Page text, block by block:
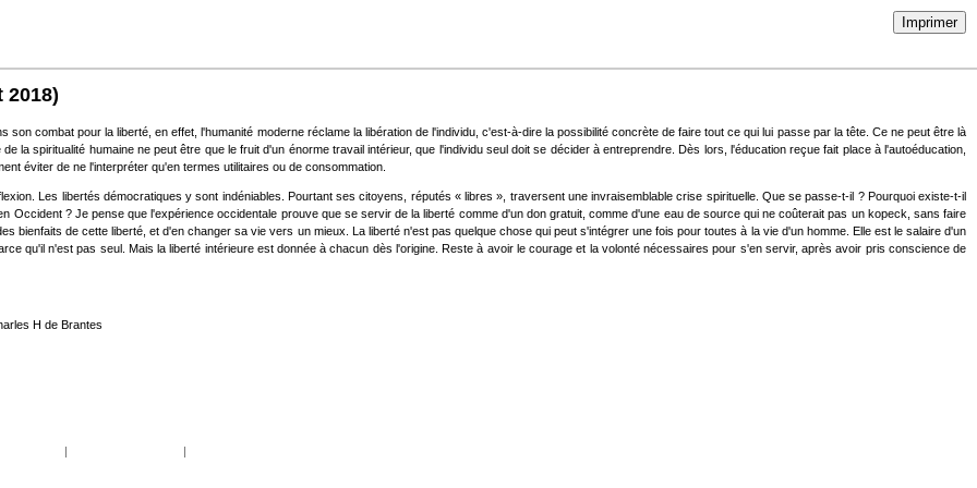
Imprimer
2018)
combat pour la liberté, en effet, l'humanité moderne réclame la libération de l'individu, c'est-à-dire la possibilité concrète de faire tout ce qui lui passe par la tête. Ce ne peut être là
la spiritualité humaine ne peut être que le fruit d'un énorme travail intérieur, que l'individu seul doit se décider à entreprendre. Dès lors, l'éducation reçue fait place à l'autoéducation,
éviter de ne l'interpréter qu'en termes utilitaires ou de consommation.
Les libertés démocratiques y sont indéniables. Pourtant ses citoyens, réputés « libres », traversent une invraisemblable crise spirituelle. Que se passe-t-il ? Pourquoi existe-t-il
Occident ? Je pense que l'expérience occidentale prouve que se servir de la liberté comme d'un don gratuit, comme d'une eau de source qui ne coûterait pas un kopeck, sans faire
bienfaits de cette liberté, et d'en changer sa vie vers un mieux. La liberté n'est pas quelque chose qui peut s'intégrer une fois pour toutes à la vie d'un homme. Elle est le salaire d'un
qu'il n'est pas seul. Mais la liberté intérieure est donnée à chacun dès l'origine. Reste à avoir le courage et la volonté nécessaires pour s'en servir, après avoir pris conscience de
H de Brantes
| |